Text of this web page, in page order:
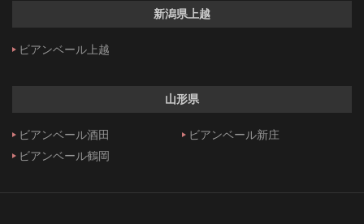
新潟県上越
ビアンベール上越
山形県
ビアンベール酒田
ビアンベール新庄
ビアンベール鶴岡